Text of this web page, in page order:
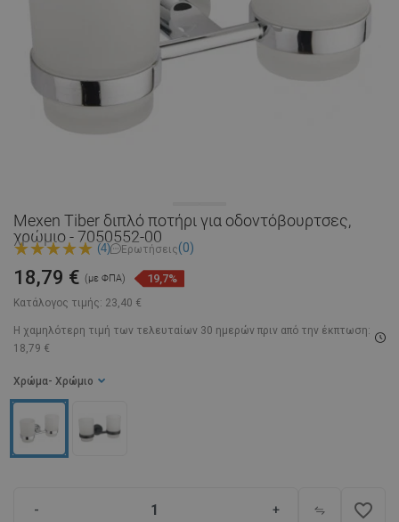
Mexen Tiber διπλό ποτήρι για οδοντόβουρτσες,
χρώμιο - 7050552-00
(4) Ερωτήσεις(0)
Κατάλογος τιμής: 23,40 €
18,79 € (με ΦΠΑ) 19,7%
Η χαμηλότερη τιμή των τελευταίων 30 ημερών πριν από την έκπτωση:
18,79 €
Χρώμα - Χρώμιο
- + favorite_border